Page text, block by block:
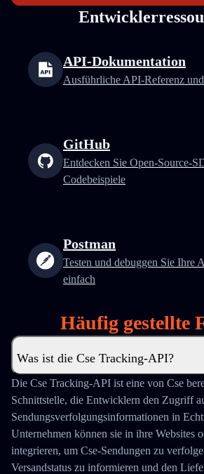
API-Dokumentation
Ausführliche API-Referenz
GitHub
Entdecken Sie Open-Source-
Codebeispiele
Postman
Testen und debuggen Sie Ihre
einfach
Häufig gestellte
Was ist die Cse Tracking-API?
Die Cse Tracking-API ist eine von Cse
Schnittstelle, die Entwicklern den Zugriff
Sendungsverfolgungsinformationen in
Unternehmen können sie in ihre Websites
integrieren, um Cse-Sendungen zu
Versandstatus zu informieren und den